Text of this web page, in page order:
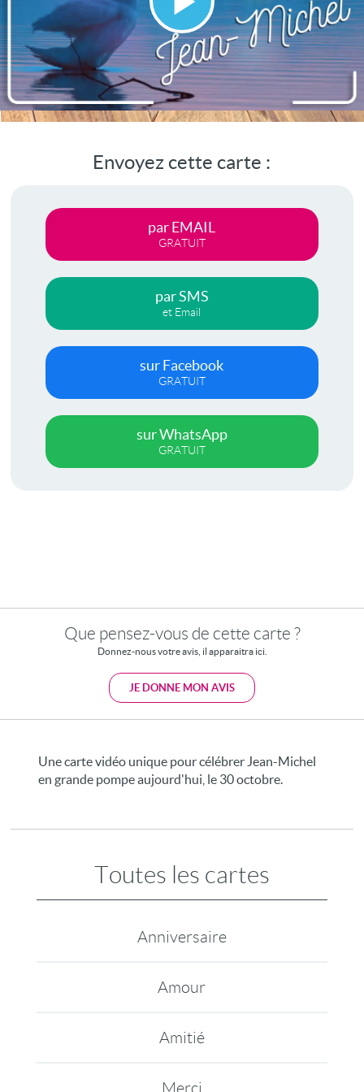
Lire
la
vidéo
Envoyez cette carte :
par EMAIL
GRATUIT
par SMS
et Email
sur Facebook
GRATUIT
sur WhatsApp
GRATUIT
Que pensez-vous de cette carte ?
Donnez-nous votre avis, il apparaitra ici.
JE DONNE MON AVIS
Une carte vidéo unique pour célébrer Jean-Michel
en grande pompe aujourd'hui, le 30 octobre.
Toutes les cartes
Anniversaire
Amour
Amitié
Merci